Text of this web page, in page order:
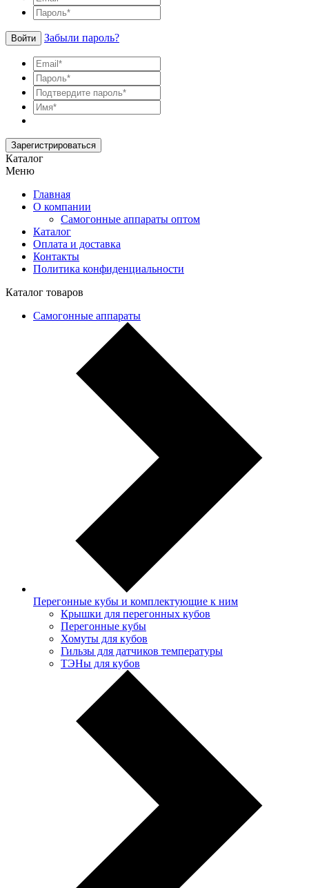
Войти Забыли пароль?
Зарегистрироваться
Каталог
Меню
Главная
О компании
Самогонные аппараты оптом
Каталог
Оплата и доставка
Контакты
Политика конфиденциальности
Каталог товаров
Самогонные аппараты
Перегонные кубы и комплектующие к ним
Крышки для перегонных кубов
Перегонные кубы
Хомуты для кубов
Гильзы для датчиков температуры
ТЭНы для кубов